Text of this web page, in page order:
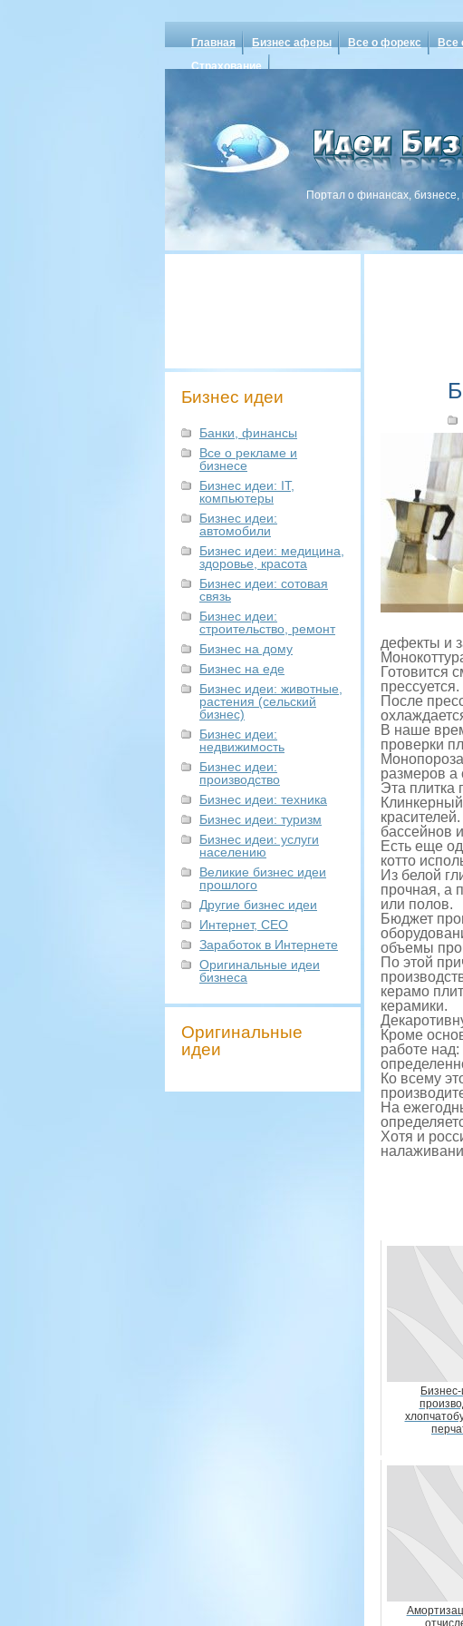
Главная Бизнес аферы Все о форекс Все
Страхование
Портал о финансах, бизнесе,
Бизнес идеи
Банки, финансы
Все о рекламе и
бизнесе
Бизнес идеи: IT,
компьютеры
Бизнес идеи:
автомобили
Бизнес идеи: медицина,
здоровье, красота
Бизнес идеи: сотовая
связь
Бизнес идеи:
строительство, ремонт
Бизнес на дому
Бизнес на еде
Бизнес идеи: животные,
растения (сельский
бизнес)
Бизнес идеи:
недвижимость
Бизнес идеи:
производство
Бизнес идеи: техника
Бизнес идеи: туризм
Бизнес идеи: услуги
населению
Великие бизнес идеи
прошлого
Другие бизнес идеи
Интернет, СЕО
Заработок в Интернете
Оригинальные идеи
бизнеса
Оригинальные
идеи
дефекты и
Готовится
прессуется.
После
В наше
проверки
размеров а
Эта плитка
бассейнов
Есть еще
котто
Из белой
прочная, а
или полов.
Бюджет
объемы
По этой
керамо
керамики.
Кроме
работе
Ко всему
На
Хотя и